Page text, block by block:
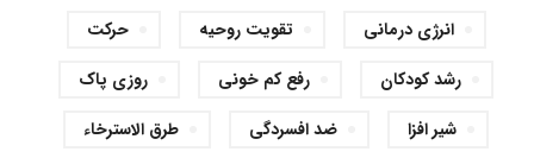
انرژی درمانی
تقویت روحیه
حرکت
رشد کودکان
رفع کم خونی
روزی پاک
شیر افزا
ضد افسردگی
طرق الاسترخاء